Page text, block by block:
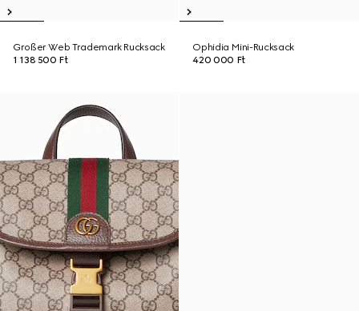
Großer Web Trademark Rucksack
1 138 500 Ft
Ophidia Mini-Rucksack
420 000 Ft